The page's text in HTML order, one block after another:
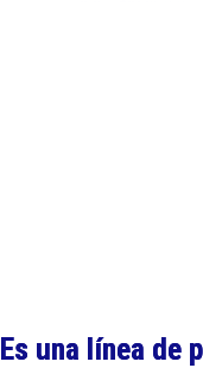
Es una línea de